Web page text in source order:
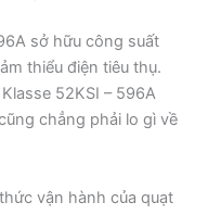
sở hữu công suất
thiểu điện tiêu thụ.
52KSI – 596A
chẳng phải lo gì về
vận hành của quạt